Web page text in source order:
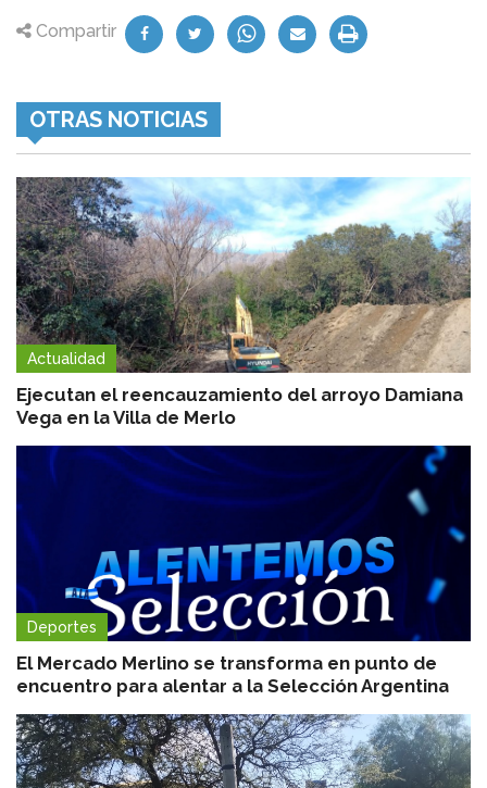
Compartir
OTRAS NOTICIAS
Actualidad
Ejecutan el reencauzamiento del arroyo Damiana
Vega en la Villa de Merlo
Deportes
El Mercado Merlino se transforma en punto de
encuentro para alentar a la Selección Argentina